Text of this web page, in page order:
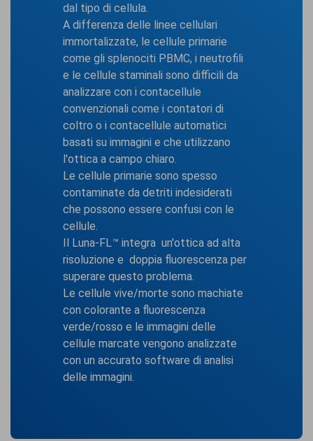
dal tipo di cellula.
A differenza delle linee cellulari
immortalizzate, le cellule primarie
come gli splenociti PBMC, i neutrofili
e le cellule staminali sono difficili da
analizzare con i contacellule
convenzionali come i contatori di
coltro o i contacellule automatici
basati su immagini e che utilizzano
l'ottica a campo chiaro.
Le cellule primarie sono spesso
contaminate da detriti indesiderati
che possono essere confusi con le
cellule.
Il Luna-FL™ integra un'ottica ad alta
risoluzione e doppia fluorescenza per
superare questo problema.
Le cellule vive/morte sono machiate
con colorante a fluorescenza
verde/rosso e le immagini delle
cellule marcate vengono analizzate
con un accurato software di analisi
delle immagini.